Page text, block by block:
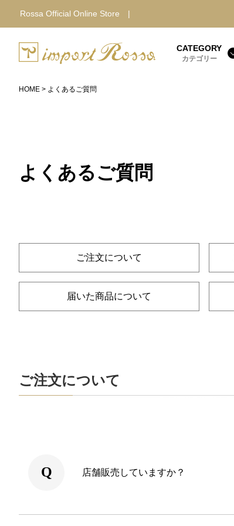
Rossa Official Online Store |
CATEGORY
カテゴリー
HOME よくあるご質問
よくあるご質問
ご注文について
届いた商品について
ご注文について
店舗販売していますか？